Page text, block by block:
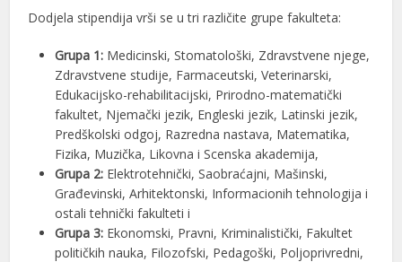
Dodjela stipendija vrši se u tri različite grupe fakulteta:
Grupa 1: Medicinski, Stomatološki, Zdravstvene njege,
Zdravstvene studije, Farmaceutski, Veterinarski,
Edukacijsko-rehabilitacijski, Prirodno-matematički
fakultet, Njemački jezik, Engleski jezik, Latinski jezik,
Predškolski odgoj, Razredna nastava, Matematika,
Fizika, Muzička, Likovna i Scenska akademija,
Grupa 2: Elektrotehnički, Saobraćajni, Mašinski,
Građevinski, Arhitektonski, Informacionih tehnologija i
ostali tehnički fakulteti i
Grupa 3: Ekonomski, Pravni, Kriminalistički, Fakultet
političkih nauka, Filozofski, Pedagoški, Poljoprivredni,